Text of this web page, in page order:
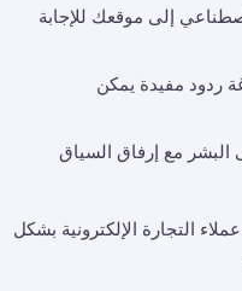
إلى موقعك للإجابة
ردود مفيدة يمكن
البشر مع إرفاق السياق
التجارة الإلكترونية بشكل